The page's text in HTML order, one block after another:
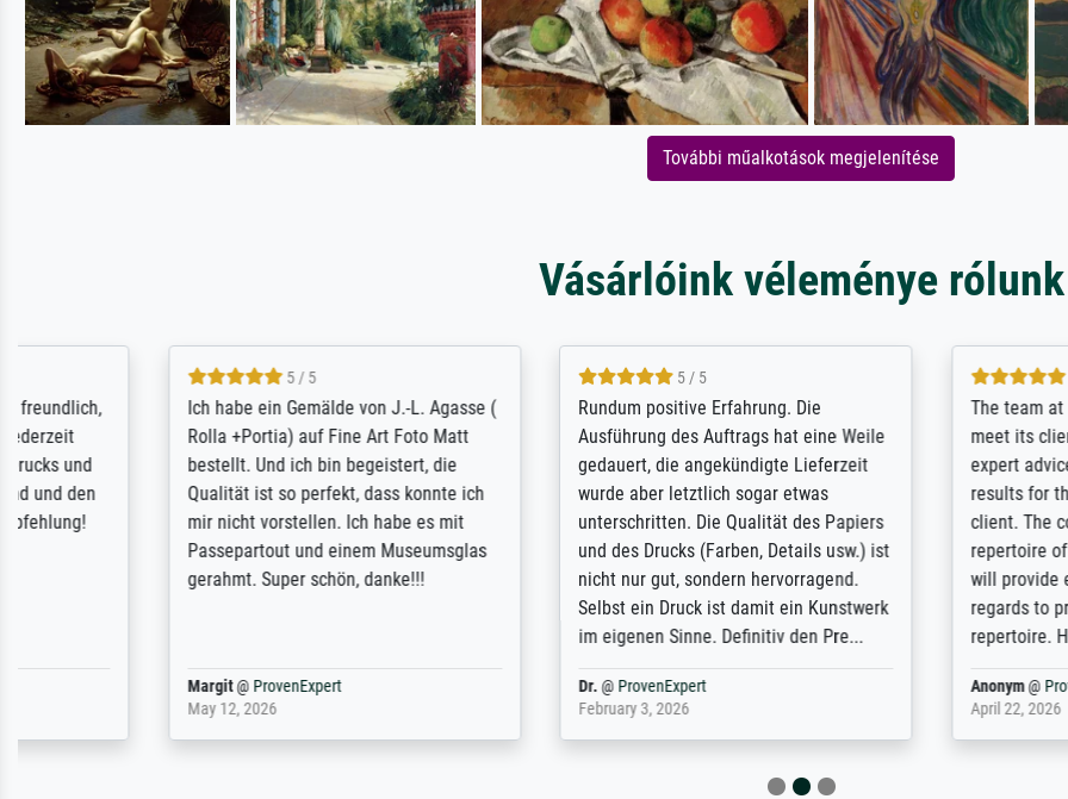
További műalkotások megjelenítése
Vásárlóink véleménye rólunk
Rundum positive Erfahrung. Die
Ausführung des Auftrags hat eine Weile
gedauert, die angekündigte Lieferzeit
wurde aber letztlich sogar etwas
unterschritten. Die Qualität des Papiers
und des Drucks (Farben, Details usw.) ist
nicht nur gut, sondern hervorragend.
The team at Meisterdrucke strives to
meet its clients demands, and provides
expert advice on how to obtain the best
results for the prints requested by the
client. The company has a vast
repertoire of prints to choose from, and
will provide excellent service also with
regards to prints which are not in that
repertoire. Highly recommended!
ProvenExpert
Outstanding quality and
support. - the quality of the
excellent and difficult to
from the real thing; it will be
for high-quality art prints
the quality of the framing is
the customisation options
are broad - the customer
colleagues are truly super...
ProvenExpert